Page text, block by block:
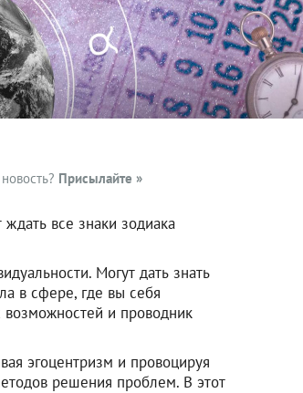
Присылайте »
все знаки зодиака
Могут дать знать
в сфере, где вы себя
и проводник
эгоцентризм и провоцируя
решения проблем. В этот